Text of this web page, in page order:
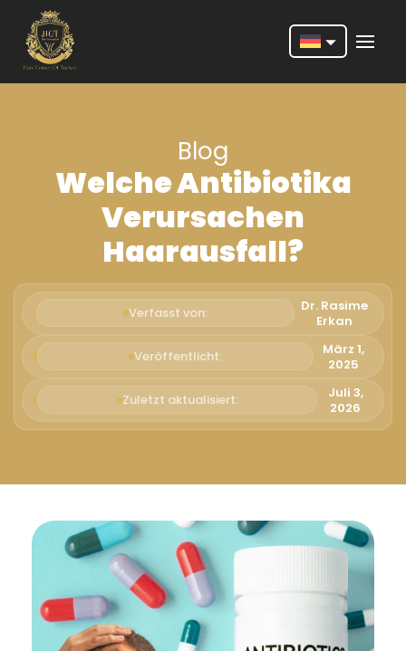
Deutsch
Português
Español
Türkçe
Italiano
Română
Русский
Svenska
Blog
Welche Antibiotika
Verursachen
Haarausfall?
Verfasst von:
Dr. Rasime
Erkan
Veröffentlicht:
März 1,
2025
Zuletzt aktualisiert:
Juli 3,
2026